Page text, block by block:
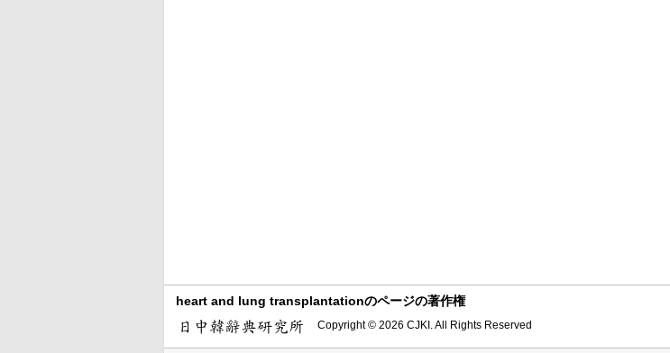
heart and lung transplantationのページの著作権
Copyright © 2026 CJKI. All Rights Reserved